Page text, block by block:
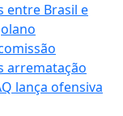
entre Brasil e
arrematação
lança ofensiva